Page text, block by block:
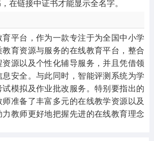
在链接中证书才能显示全名字。
平台，作为一款专注于为全国中小学
育资源与服务的在线教育平台，整合
源以及个性化辅导服务，并且凭借领
安全。与此同时，智能评测系统为学
模拟及作业批改服务。特别要指出的
准备了丰富多元的在线教学资源以及
教师更好地把握先进的在线教育理念